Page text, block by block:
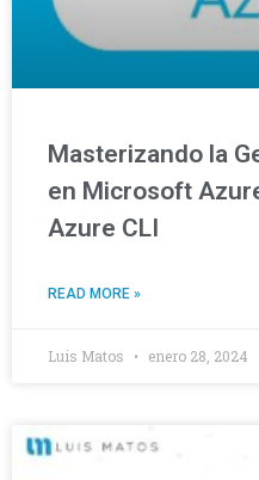
Masterizando la
en Microsoft
Azure CLI
READ MORE »
Luis Matos enero 28, 2024